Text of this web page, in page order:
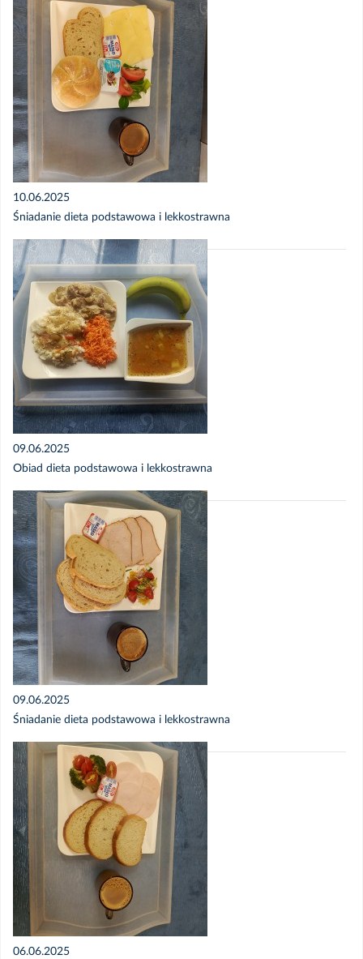
10.06.2025
Śniadanie dieta podstawowa i lekkostrawna
09.06.2025
Obiad dieta podstawowa i lekkostrawna
09.06.2025
Śniadanie dieta podstawowa i lekkostrawna
06.06.2025